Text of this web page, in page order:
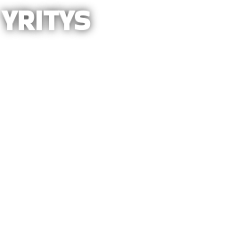
YRITYS